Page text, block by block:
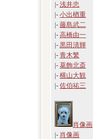
|- 浅井忠
|- 小出楢重
|- 藤島武二
|- 高橋由一
|- 黒田清輝
|- 青木繁
|- 葛飾北斎
|- 横山大観
|- 佐伯祐三
肖像画
|- 肖像画